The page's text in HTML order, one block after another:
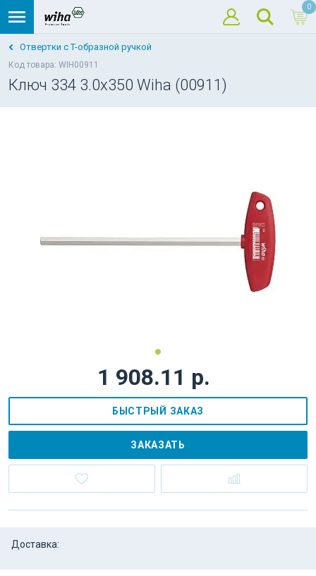
0
Отвертки с T-образной ручкой
Код товара: WIH00911
Ключ 334 3.0x350 Wiha (00911)
1 908.11 р.
БЫСТРЫЙ ЗАКАЗ
ЗАКАЗАТЬ
Доставка: